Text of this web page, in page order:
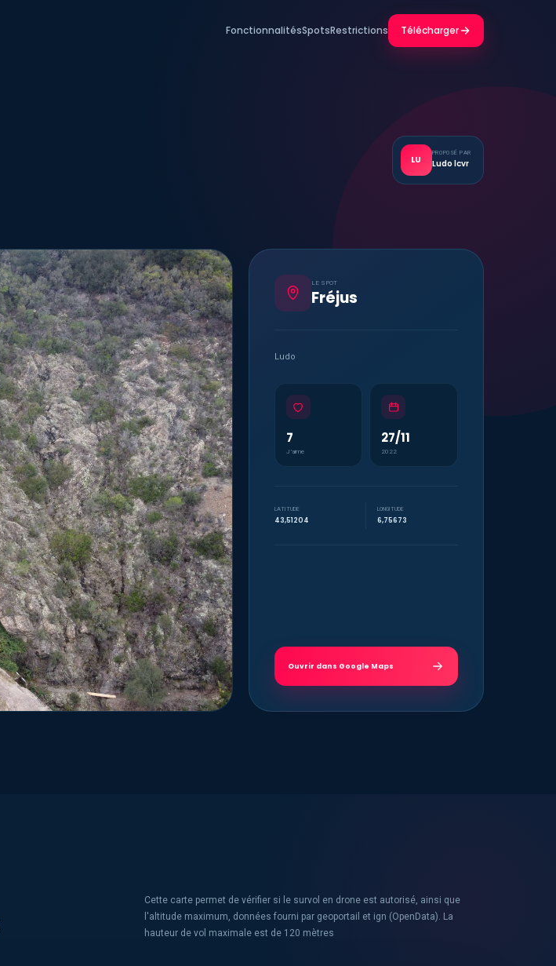
FonctionnalitésSpotsRestrictions Télécharger
LU
PROPOSÉ PAR
Ludo lcvr
LE SPOT
Fréjus
Ludo
7
J’aime
27/11
2022
LATITUDE
43,51204
LONGITUDE
6,75673
Ouvrir dans Google Maps
Cette carte permet de vérifier si le survol en drone est autorisé, ainsi que
l'altitude maximum, données fourni par geoportail et ign (OpenData). La
hauteur de vol maximale est de 120 mètres